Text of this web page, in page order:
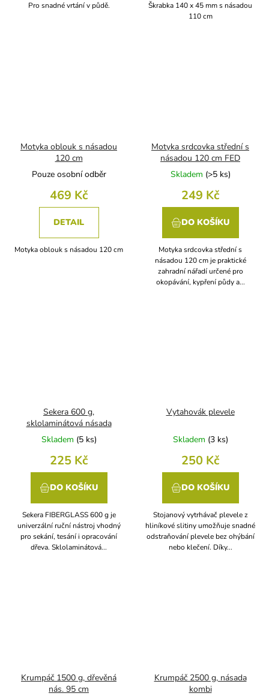
Pro snadné vrtání v půdě.
Škrabka 140 x 45 mm s násadou
110 cm
Motyka oblouk s násadou
120 cm
Pouze osobní odběr
469 Kč
DETAIL
Motyka oblouk s násadou 120 cm
Motyka srdcovka střední s
násadou 120 cm FED
Skladem (>5 ks)
249 Kč
DO KOŠÍKU
Motyka srdcovka střední s
násadou 120 cm je praktické
zahradní nářadí určené pro
okopávání, kypření půdy a...
Sekera 600 g,
sklolaminátová násada
Skladem (5 ks)
225 Kč
DO KOŠÍKU
Sekera FIBERGLASS 600 g je
univerzální ruční nástroj vhodný
pro sekání, tesání i opracování
dřeva. Sklolaminátová...
Vytahovák plevele
Skladem (3 ks)
250 Kč
DO KOŠÍKU
Stojanový vytrhávač plevele z
hliníkové slitiny umožňuje snadné
odstraňování plevele bez ohýbání
nebo klečení. Díky...
Krumpáč 1500 g, dřevěná
nás. 95 cm
Krumpáč 2500 g, násada
kombi